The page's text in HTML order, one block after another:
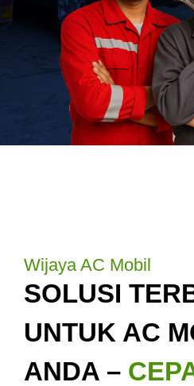
Wijaya AC Mobil
SOLUSI
UNTUK AC
ANDA –